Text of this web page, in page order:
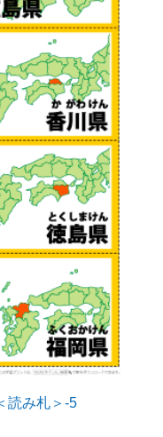
読み札＞-5